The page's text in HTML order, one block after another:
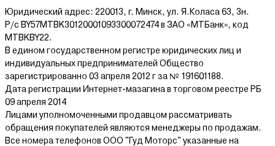
Юридический адрес: 220013, г. Минск, ул. Я.Коласа 63, 3н.
Р/с BY57MTBK30120001093300072474 в ЗАО «МТБанк», код
MTBKBY22.
В едином государственном регистре юридических лиц и
индивидуальных предпринимателей Общество
зарегистрированно 03 апреля 2012 г за № 191601188.
Дата регистрации Интернет-мазагина в торговом реестре РБ
09 апреля 2014
Лицами уполномоченными продавцом рассматривать
обращения покупателей являются менеджеры по продажам.
Все номера телефонов ООО "Гуд Моторс" указанные на